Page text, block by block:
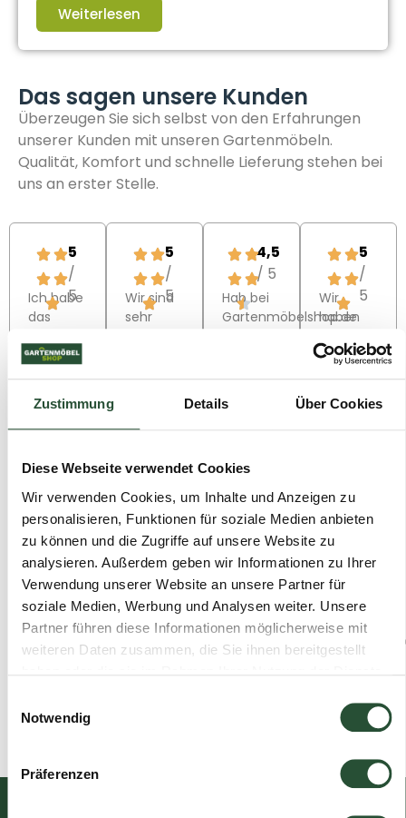
Zustimmung Details Über Cookies
Diese Webseite verwendet Cookies
Wir verwenden Cookies, um Inhalte und Anzeigen zu
personalisieren, Funktionen für soziale Medien anbieten
zu können und die Zugriffe auf unsere Website zu
analysieren. Außerdem geben wir Informationen zu Ihrer
Verwendung unserer Website an unsere Partner für
soziale Medien, Werbung und Analysen weiter. Unsere
Partner führen diese Informationen möglicherweise mit
weiteren Daten zusammen, die Sie ihnen bereitgestellt
Notwendig
Präferenzen
Weiterlesen
Das sagen unsere Kunden
Überzeugen Sie sich selbst von den Erfahrungen
unserer Kunden mit unseren Gartenmöbeln.
Qualität, Komfort und schnelle Lieferung stehen bei
uns an erster Stelle.
5
/
5
Ich habe
das
Toscane
Ein
wunderschönes
einem
fairen
Preis. Die
Lieferung
erfolgte
gemäß
der
angegebenen
Lieferzeit.
Alexander
5
/
5
Wir sind
sehr
dauert 1
und die
Lieferung
kam bei
uns an.
Der
Aufbau
war sehr
einfach.
Verpackt
hervorragend.
4,5
/ 5
Hab bei
Gartenmöbelshop.de
Gartenmöbel
happy!
sehen
super
aus, sind
bequem
und
kamen
richtig
schnell
an.
Absolute
Empfehlung!
5
/
5
Wir
haben
Barbados
bestellt
Tagen
geliefert.
Schönes
Set mit
guten
Kissen.
Auch der
reagiert
Carina
Thies